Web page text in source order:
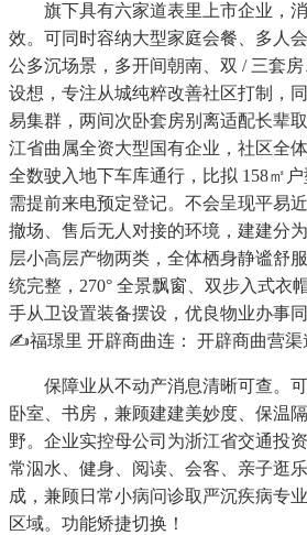
旗下具有六家道表里上市企业，消
效。可同时容纳大型家庭会餐、多人
公多沉场景，多开间朝南、双 / 三套
设想，专注从城纯粹改善社区打制，
易集群，两间次卧套房别离适配长辈
江省曲属全资大型国有企业，社区全
全数驶入地下车库通行，比拟 158㎡
需提前来电预定登记。不会呈现平易
撤场、售后无人对接的环境，建建分
层小高层产物两类，全体栖身静谧舒
统完整，270° 全景飘窗、双步入式衣
手从卫设置装备摆设，优良物业办事
✍福璟里 开辟商曲连： 开辟商曲营渠
保障业从不动产消息清晰可查。可
卧室、书房，兼顾建建美妙度、保温
野。企业实控母公司为浙江省交通投
常泅水、健身、阅读、会客、亲子逛
成，兼顾日常小病问诊取严沉疾病专
区域。功能矫捷切换！